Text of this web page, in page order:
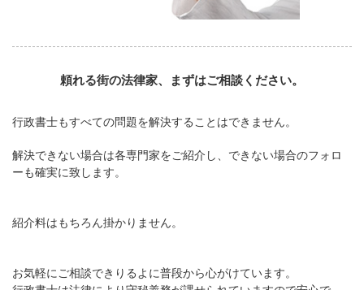
頼れる街の法律家、まずはご相談ください。
行政書士もすべての問題を解決することはできません。
解決できない場合は各専門家をご紹介し、できない場合のフォロ
ーも確実に致します。
紹介料はもちろん掛かりません。
お気軽にご相談できりるよに普段から心がけています。